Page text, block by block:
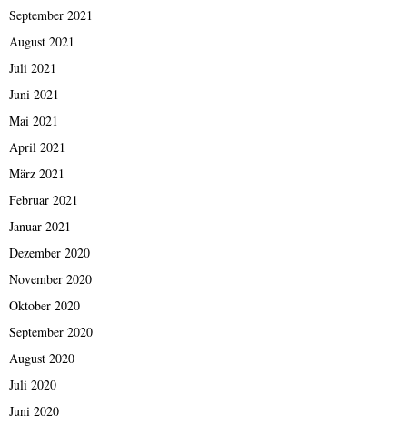
September 2021
August 2021
Juli 2021
Juni 2021
Mai 2021
April 2021
März 2021
Februar 2021
Januar 2021
Dezember 2020
November 2020
Oktober 2020
September 2020
August 2020
Juli 2020
Juni 2020